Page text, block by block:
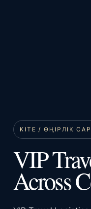
KITE / ӨҢІРЛІК
VIP
Across